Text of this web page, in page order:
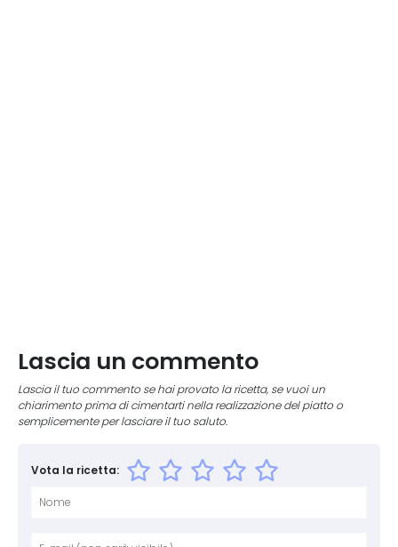
Lascia un commento
Lascia il tuo commento se hai provato la ricetta, se vuoi un
chiarimento prima di cimentarti nella realizzazione del piatto o
semplicemente per lasciare il tuo saluto.
Vota la ricetta: